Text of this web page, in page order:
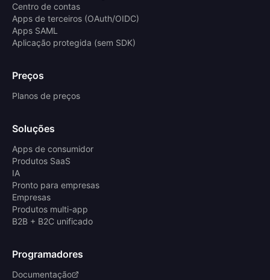
Centro de contas
Apps de terceiros (OAuth/OIDC)
Apps SAML
Aplicação protegida (sem SDK)
Preços
Planos de preços
Soluções
Apps de consumidor
Produtos SaaS
IA
Pronto para empresas
Empresas
Produtos multi-app
B2B + B2C unificado
Programadores
Documentação